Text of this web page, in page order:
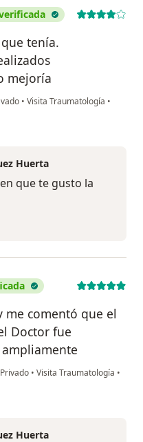
tenía.
mejoría
• Visita Traumatología •
Huerta
que te gusto la
me comentó que el
Doctor fue
• Visita Traumatología •
Huerta